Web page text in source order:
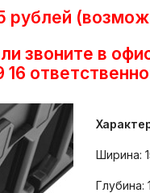
рублей
звоните в
16
Ширина:
Глубина: